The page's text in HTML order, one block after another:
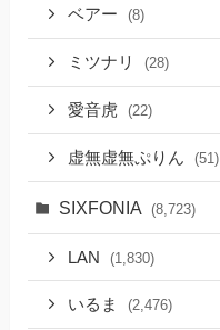
ベアー (8)
ミツナリ (28)
愛音虎 (22)
虚無虚無ぷりん (51)
SIXFONIA (8,723)
LAN (1,830)
いるま (2,476)